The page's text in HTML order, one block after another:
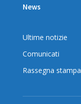
News
Ultime notizie
Comunicati
Rassegna stampa